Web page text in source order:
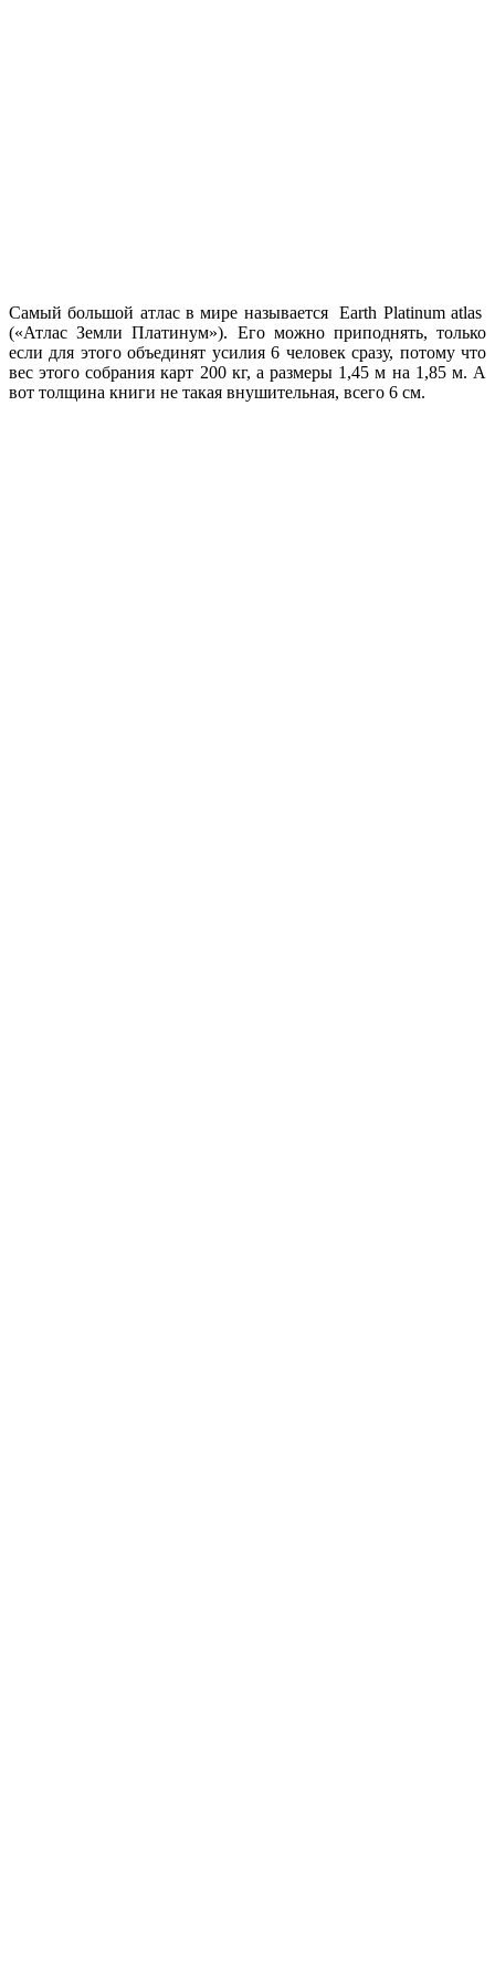
Самый большой атлас в мире называется Earth Platinum atlas
(«Атлас Земли Платинум»). Его можно приподнять, только
если для этого объединят усилия 6 человек сразу, потому что
вес этого собрания карт 200 кг, а размеры 1,45 м на 1,85 м. А
вот толщина книги не такая внушительная, всего 6 см.